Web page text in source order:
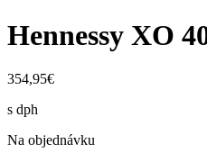
Hennessy XO
354,95€
s dph
Na objednávku